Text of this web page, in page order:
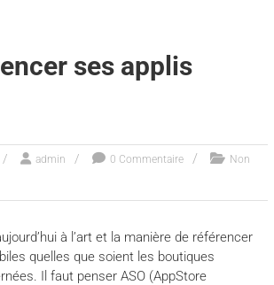
ses applis
admin 0 Commentaire Non
à l’art et la manière de référencer
quelles que soient les boutiques
Il faut penser ASO (AppStore